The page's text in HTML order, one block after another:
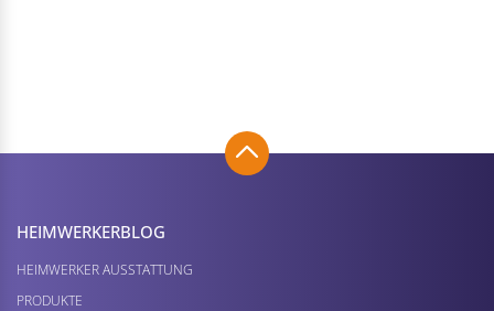
HEIMWERKER­BLOG
HEIMWERKER AUSSTATTUNG
PRODUKTE